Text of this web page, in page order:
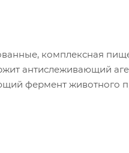
комплексная
антислеживающий
фермент животного